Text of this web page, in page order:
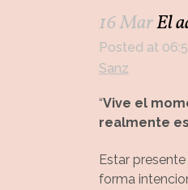
16 MarEl
Posted at
Sanz
“Vive el
realmente
Estar
forma